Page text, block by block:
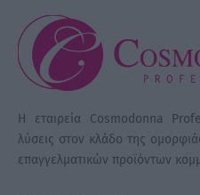
Η εταιρεία Cosmodonna
λύσεις στον κλάδο της
επαγγελματικών προϊόντων